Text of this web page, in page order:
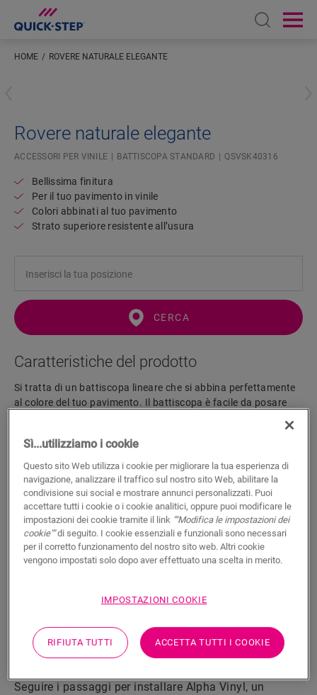
Open
HOME ROVERE NATURALE ELEGANTE
Rovere naturale elegante
ACCESSORI PER VINILE BATTISCOPA STANDARD QSVSK40316
Bellissima finitura
Per il tuo pavimento in vinile
Colori abbinati al tuo pavimento
Strato superiore resistente all’usura
CERCA
Caratteristiche del prodotto
Si tratta di un battiscopa lineare che si abbina perfettamente
al colore del tuo pavimento. Il battiscopa è facile da posare
consigliamo di combinarlo con il cordolo in schiuma, Hydrokit
e Hydrostrip. Il battiscopa è disponibile anche in versione
bianca verniciabile (QSSKPAINT).
Dimensioni
Documenti
passaggi
Seguire i passaggi per installare Alpha Vinyl, un
Sì...utilizziamo i cookie
Questo sito Web utilizza i cookie per migliorare la tua esperienza di
navigazione, analizzare il traffico sul nostro sito Web, abilitare la
condivisione sui social e mostrare annunci personalizzati. Puoi
accettare tutti i cookie o i cookie analitici, oppure puoi modificare le
impostazioni dei cookie tramite il link ""Modifica le impostazioni dei
cookie""di seguito. I cookie essenziali e funzionali sono necessari
per il corretto funzionamento del nostro sito web. Altri cookie
vengono impostati solo dopo aver effettuato una scelta in merito.
IMPOSTAZIONI COOKIE
RIFIUTA TUTTI ACCETTA TUTTI I COOKIE